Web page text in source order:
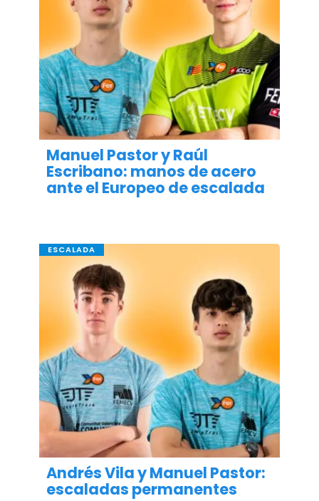
Manuel Pastor y Raúl
Escribano: manos de acero
ante el Europeo de escalada
ESCALADA
Andrés Vila y Manuel Pastor:
escaladas permanentes